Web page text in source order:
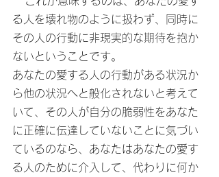
る人を壊れ物のように扱わず、同時に
その人の行動に非現実的な期待を抱か
ないということです。
あなたの愛する人の行動がある状況か
ら他の状況へと般化されないと考えて
いて、その人が自分の脆弱性をあなた
に正確に伝達していないことに気づい
ているのなら、あなたはあなたの愛す
る人のために介入して、代わりに何か